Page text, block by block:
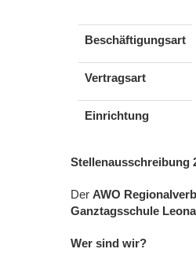
Beschäftigungsart
Vertragsart
Einrichtung
Stellenausschreibung
Der AWO
Ganztagsschule
Wer sind wir?